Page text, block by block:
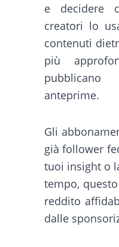
e decidere
creatori lo
contenuti
più
anteprime.
Gli
già follower
tuoi insight o
tempo,
reddito
dalle